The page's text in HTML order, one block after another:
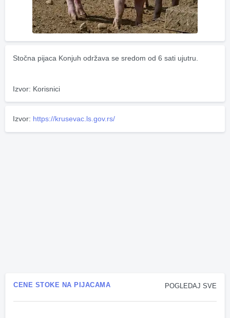
Stočna pijaca Konjuh održava se sredom od 6 sati ujutru.
Izvor: Korisnici
Izvor: https://krusevac.ls.gov.rs/
POGLEDAJ SVE
CENE STOKE NA PIJACAMA